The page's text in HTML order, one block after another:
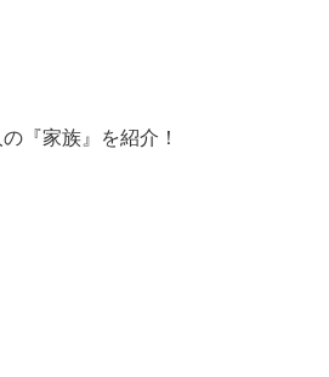
『家族』を紹介！